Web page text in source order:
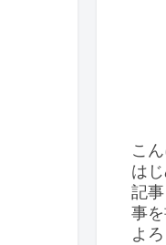
こ
は
記
事
よ